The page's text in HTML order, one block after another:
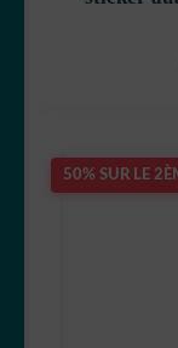
50% SUR LE